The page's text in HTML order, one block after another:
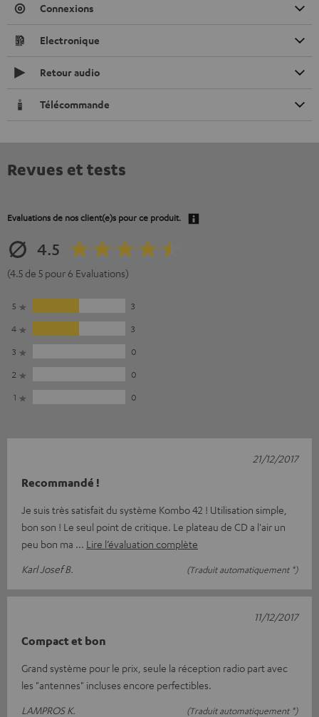
Connexions
Electronique
Retour audio
Télécommande
Revues et tests
Evaluations de nos client(e)s pour ce produit.
4.5
(4.5 de 5 pour 6 Evaluations)
5
3
4
3
3
0
2
0
1
0
Recommandé !
Je suis très satisfait du système Kombo 42 ! Utilisation simple,
bon son ! Le seul point de critique. Le plateau de CD a l'air un
peu bon ma
Lire l’évaluation complète
Karl Josef B.
(Traduit automatiquement *)
21/12/2017
Compact et bon
Grand système pour le prix, seule la réception radio part avec
les "antennes" incluses encore perfectibles.
LAMPROS K.
(Traduit automatiquement *)
11/12/2017